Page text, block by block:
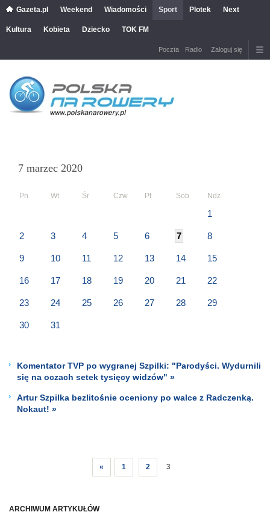
Gazeta.pl Weekend Wiadomości Sport Plotek Next
Kultura Kobieta Dziecko TOK FM
Poczta Radio Zaloguj się
ARCHIWUM ARTYKUŁÓW
7 marzec 2020
Pn Wt Śr Czw Pt Sob Ndz
1
2 3 4 5 6 7 8
9 10 11 12 13 14 15
16 17 18 19 20 21 22
23 24 25 26 27 28 29
30 31
Komentator TVP po wygranej Szpilki: "Parodyści. Wydurnili
się na oczach setek tysięcy widzów" »
Artur Szpilka bezlitośnie oceniony po walce z Radczenką.
Nokaut! »
« 1 2 3